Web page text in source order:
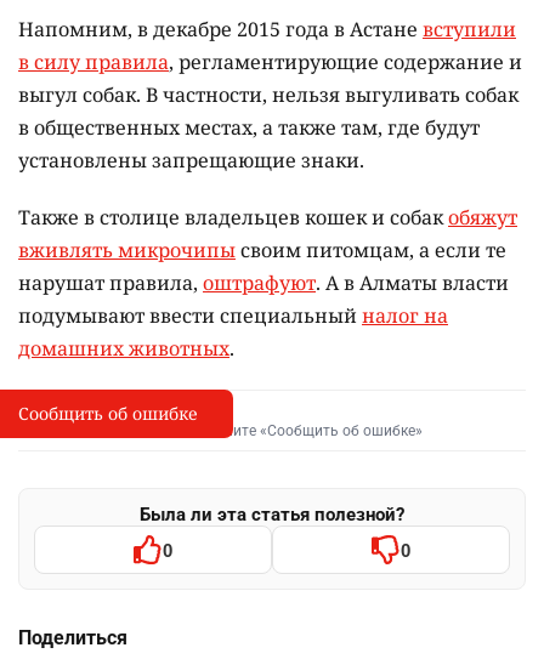
Напомним, в декабре 2015 года в Астане вступили
в силу правила, регламентирующие содержание и
выгул собак. В частности, нельзя выгуливать собак
в общественных местах, а также там, где будут
установлены запрещающие знаки.
Также в столице владельцев кошек и собакобяжут
вживлять микрочипысвоим питомцам, а если те
нарушат правила, оштрафуют. А в Алматы власти
подумывают ввести специальныйналог на
домашних животных.
I
Сообщить об опечатке
Выделите фрагмент и нажмите «Сообщить об ошибке»
Была ли эта статья полезной?
0 0
Поделиться
Сообщить об ошибке